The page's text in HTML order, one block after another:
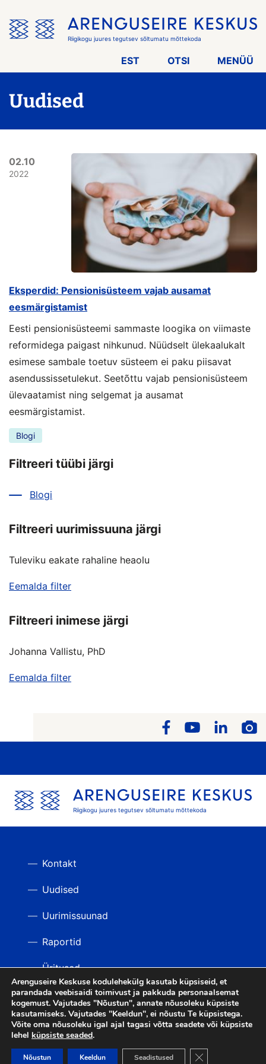
menüü
vahele
Riigikogu juures tegutsev sõltumatu mõttekoda
EST OTSI MENÜÜ
Uudised
02.10
2022
Eksperdid: Pensionisüsteem vajab ausamat
eesmärgistamist
Eesti pensionisüsteemi sammaste loogika on viimaste
reformidega paigast nihkunud. Nüüdselt ülekaalukalt
esimese sambale toetuv süsteem ei paku piisavat
asendussissetulekut. Seetõttu vajab pensionisüsteem
ülevaatamist ning selgemat ja ausamat
eesmärgistamist.
Blogi
Filtreeri tüübi järgi
Blogi
Filtreeri uurimissuuna järgi
Tuleviku eakate rahaline heaolu
Eemalda filter
Filtreeri inimese järgi
Johanna Vallistu, PhD
Eemalda filter
Riigikogu juures tegutsev sõltumatu mõttekoda
LIITU UUDISKIRJAGA
TAGASI ÜLES
Kontakt
Uudised
Uurimissuunad
Raportid
Üritused
Videod
Arenguseire Keskuse kodulehekülg kasutab küpsiseid, et
parandada veebisaidi toimivust ja pakkuda personaalsemat
kogemust. Vajutades "Nõustun", annate nõusoleku küpsiste
kasutamiseks. Vajutades "Keeldun", ei nõustu Te küpsistega.
Võite oma nõusoleku igal ajal tagasi võtta seadete või küpsiste
lehel küpsiste seaded.
Nõustun Keeldun Seadistused Close GDPR